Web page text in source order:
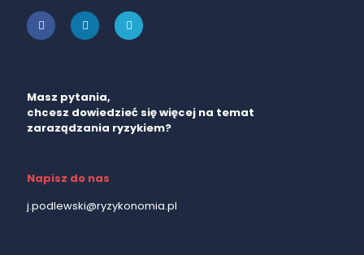
Masz pytania,
chcesz dowiedzieć się więcej na temat
zaraządzania ryzykiem?
Napisz do nas
j.podlewski@ryzykonomia.pl